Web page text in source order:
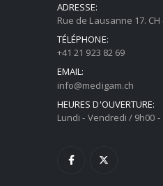
ADRESSE:
Rue de Lausanne 17.
TÉLÉPHONE:
+41 21 923 82 69
EMAIL:
info@medigam.ch
HEURES D'OUVERTURE:
Lundi - Vendredi / 9h00 -